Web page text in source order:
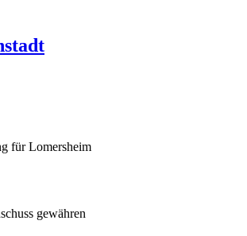
für Lomersheim
gewähren